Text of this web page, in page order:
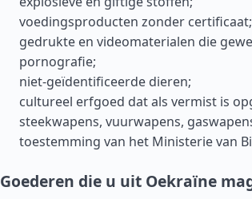
voedingsproducten zonder certificaat;
gedrukte en videomaterialen die
pornografie;
niet-geïdentificeerde dieren;
cultureel erfgoed dat als vermist is
steekwapens, vuurwapens,
toestemming van het Ministerie van
Goederen die u uit Oekraïne